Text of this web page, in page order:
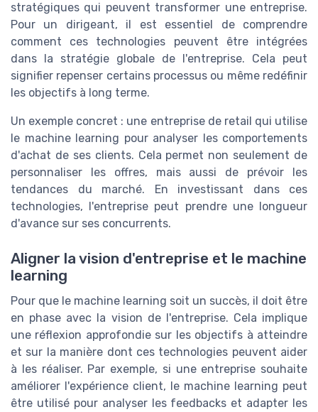
stratégiques qui peuvent transformer une entreprise.
Pour un dirigeant, il est essentiel de comprendre
comment ces technologies peuvent être intégrées
dans la stratégie globale de l'entreprise. Cela peut
signifier repenser certains processus ou même redéfinir
les objectifs à long terme.
Un exemple concret : une entreprise de retail qui utilise
le machine learning pour analyser les comportements
d'achat de ses clients. Cela permet non seulement de
personnaliser les offres, mais aussi de prévoir les
tendances du marché. En investissant dans ces
technologies, l'entreprise peut prendre une longueur
d'avance sur ses concurrents.
Aligner la vision d'entreprise et le machine
learning
Pour que le machine learning soit un succès, il doit être
en phase avec la vision de l'entreprise. Cela implique
une réflexion approfondie sur les objectifs à atteindre
et sur la manière dont ces technologies peuvent aider
à les réaliser. Par exemple, si une entreprise souhaite
améliorer l'expérience client, le machine learning peut
être utilisé pour analyser les feedbacks et adapter les